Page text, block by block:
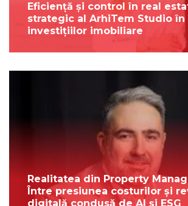
Eficiență și control în real
strategic al ArhiTem Studio în
investițiilor imobiliare
Realitatea din Property
Între presiunea costurilor și
digitală condusă de AI și ESG